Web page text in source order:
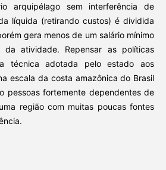
arquipélago sem interferência de
líquida (retirando custos) é dividida
gera menos de um salário mínimo
atividade. Repensar as políticas
técnica adotada pelo estado aos
escala da costa amazônica do Brasil
pessoas fortemente dependentes de
região com muitas poucas fontes